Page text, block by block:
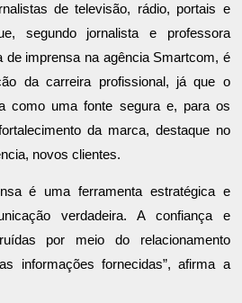
de televisão, rádio, portais e
segundo jornalista e professora
de imprensa na agência Smartcom, é
da carreira profissional, já que o
como uma fonte segura e, para os
da marca, destaque no
novos clientes.
é uma ferramenta estratégica e
verdadeira. A confiança e
por meio do relacionamento
informações fornecidas”, afirma a